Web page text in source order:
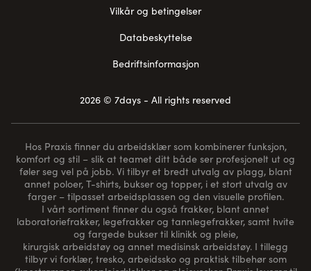
Vilkår og betingelser
Databeskyttelse
Bedriftsinformasjon
2026 © 7days - All rights reserved
Hos Praxis finner du arbeidsklær som kombinerer funksjon,
komfort og stil – slik at teamet ditt både ser profesjonelt ut og
føler seg vel på jobb. Vi tilbyr et bredt utvalg av plagg, blant
annet poloer, T-shirts, bukser og topper, i et stort utvalg av
farger – tilpasset arbeidsplassen og den visuelle profilen.
I vårt sortiment finner du også frakker, blant annet
laboratoriefrakker, legefrakker og tannlegefrakker, samt hvite
og fargede bukser til klinikk og pleie,
kirurgisk arbeidstøy og annet medisinsk arbeidstøy. I tillegg
tilbyr vi forklær, tresko, arbeidssko og praktisk tilbehør som